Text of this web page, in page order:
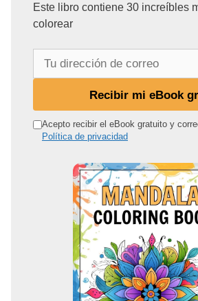
Este libro contiene 30 increíbles
colorear
r
Recibir mi eBook
Acepto recibir el eBook gratuito y
Política de privacidad